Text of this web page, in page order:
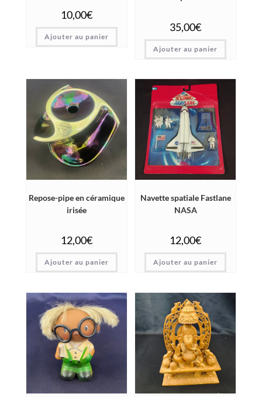
10,00€
Ajouter au panier
35,00€
Ajouter au panier
Repose-pipe en céramique
irisée
12,00€
Ajouter au panier
Navette spatiale Fastlane
NASA
12,00€
Ajouter au panier